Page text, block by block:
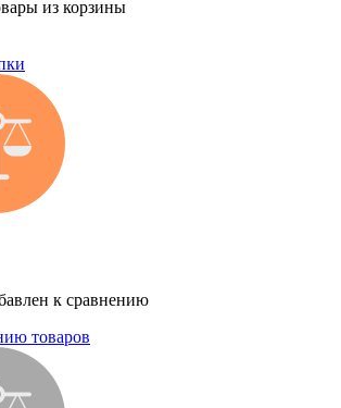
из корзины
к сравнению
товаров